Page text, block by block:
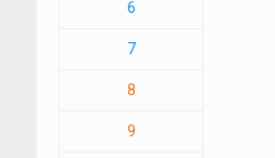
6
7
8
9